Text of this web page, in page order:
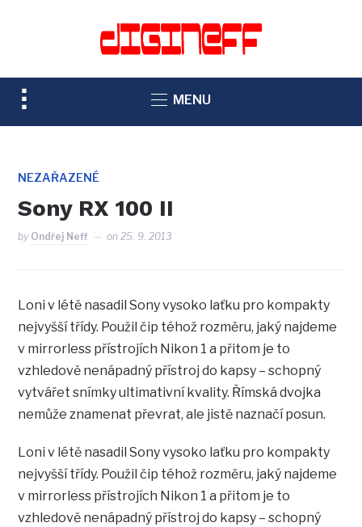
TOGGLE
SIDEBAR
NAVIGATION
MENU
NEZAŘAZENÉ
Sony RX 100 II
by Ondřej Neff on25. 9. 2013
Loni v létě nasadil Sony vysoko laťku pro kompakty
nejvyšší třídy. Použil čip téhož rozměru, jaký najdeme
v mirrorless přístrojích Nikon 1 a přitom je to
vzhledově nenápadný přístroj do kapsy – schopný
vytvářet snímky ultimativní kvality. Římská dvojka
nemůže znamenat převrat, ale jistě naznačí posun.
Loni v létě nasadil Sony vysoko laťku pro kompakty
nejvyšší třídy. Použil čip téhož rozměru, jaký najdeme
v mirrorless přístrojích Nikon 1 a přitom je to
vzhledově nenápadný přístroj do kapsy – schopný